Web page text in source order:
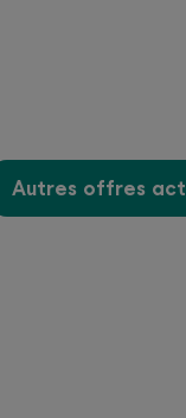
Autres offres